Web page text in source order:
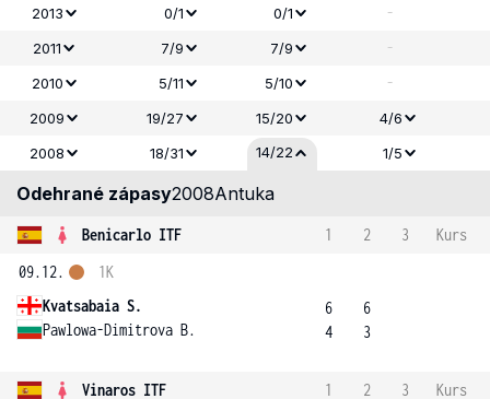
2013 0/1 0/1 -
2011 7/9 7/9 -
2010 5/11 5/10 -
2009 19/27 15/20
4/6
2008
18/31 14/22 1/5
Odehrané zápasy2008Antuka
Benicarlo ITF 1 2 3
Kurs
09.12.
Kvatsabaia S.
Pawlowa-Dimitrova B.
1K
6
4
6
3
Vinaros ITF 1 2 3
Kurs